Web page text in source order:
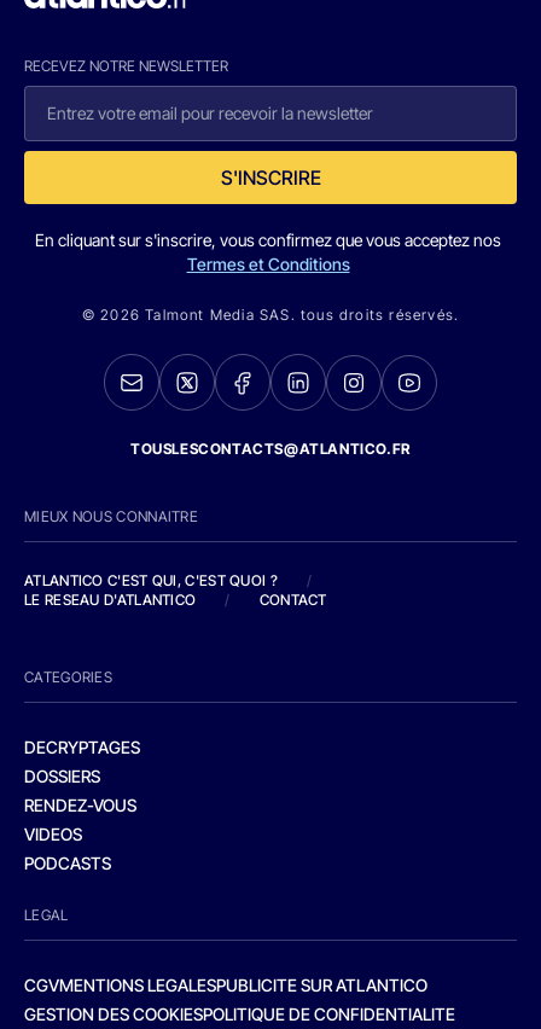
RECEVEZ NOTRE NEWSLETTER
S'INSCRIRE
En cliquant sur s'inscrire, vous confirmez que vous acceptez nos
Termes et Conditions
© 2026 Talmont Media SAS. tous droits réservés.
TOUSLESCONTACTS@ATLANTICO.FR
MIEUX NOUS CONNAITRE
ATLANTICO C'EST QUI, C'EST QUOI ?
/
LE RESEAU D'ATLANTICO
/ CONTACT
CATEGORIES
DECRYPTAGES
DOSSIERS
RENDEZ-VOUS
VIDEOS
PODCASTS
LEGAL
CGVMENTIONS LEGALESPUBLICITE SUR ATLANTICO
GESTION DES COOKIESPOLITIQUE DE CONFIDENTIALITE